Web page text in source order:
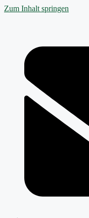
Zum Inhalt springen